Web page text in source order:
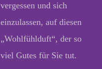
vergessen und sich
einzulassen, auf diesen
„Wohlfühlduft“, der so
viel Gutes für Sie tut.